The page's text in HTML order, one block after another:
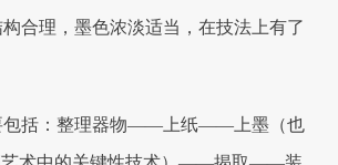
合理，墨色浓淡适当，在技法上有了
括：整理器物——上纸——上墨（也